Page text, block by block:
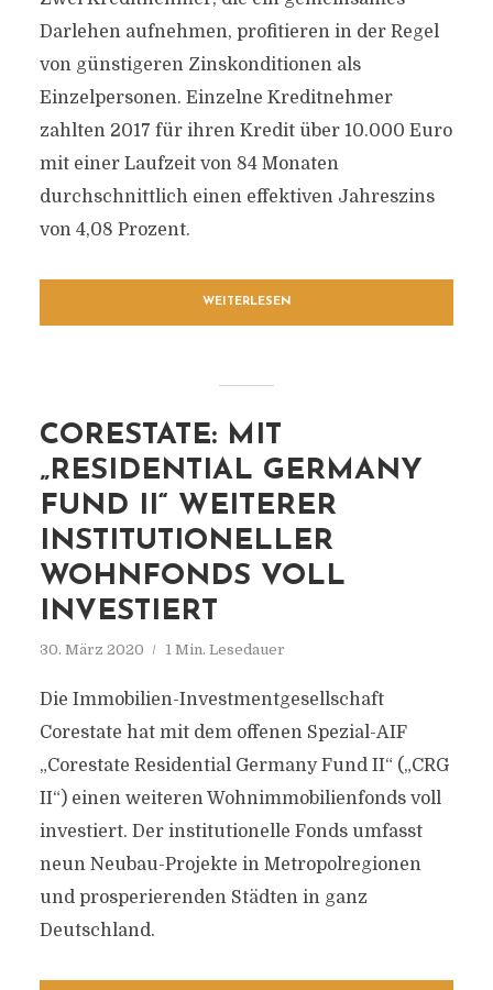
Darlehen aufnehmen, profitieren in der Regel
von günstigeren Zinskonditionen als
Einzelpersonen. Einzelne Kreditnehmer
zahlten 2017 für ihren Kredit über 10.000 Euro
mit einer Laufzeit von 84 Monaten
durchschnittlich einen effektiven Jahreszins
von 4,08 Prozent.
WEITERLESEN
CORESTATE: MIT
„RESIDENTIAL GERMANY
FUND II“ WEITERER
INSTITUTIONELLER
WOHNFONDS VOLL
INVESTIERT
30. März 2020 1 Min. Lesedauer
Die Immobilien-Investmentgesellschaft
Corestate hat mit dem offenen Spezial-AIF
„Corestate Residential Germany Fund II“ („CRG
II“) einen weiteren Wohnimmobilienfonds voll
investiert. Der institutionelle Fonds umfasst
neun Neubau-Projekte in Metropolregionen
und prosperierenden Städten in ganz
Deutschland.